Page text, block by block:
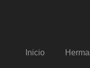
Inicio